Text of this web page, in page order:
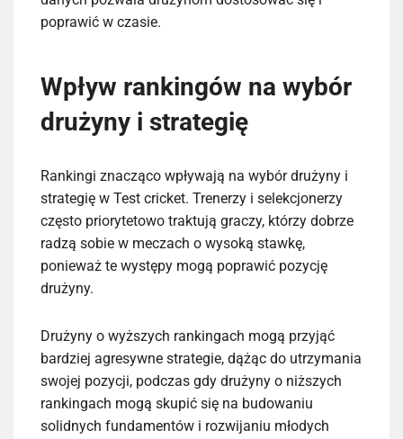
poprawić w czasie.
Wpływ rankingów na wybór
drużyny i strategię
Rankingi znacząco wpływają na wybór drużyny i
strategię w Test cricket. Trenerzy i selekcjonerzy
często priorytetowo traktują graczy, którzy dobrze
radzą sobie w meczach o wysoką stawkę,
ponieważ te występy mogą poprawić pozycję
drużyny.
Drużyny o wyższych rankingach mogą przyjąć
bardziej agresywne strategie, dążąc do utrzymania
swojej pozycji, podczas gdy drużyny o niższych
rankingach mogą skupić się na budowaniu
solidnych fundamentów i rozwijaniu młodych